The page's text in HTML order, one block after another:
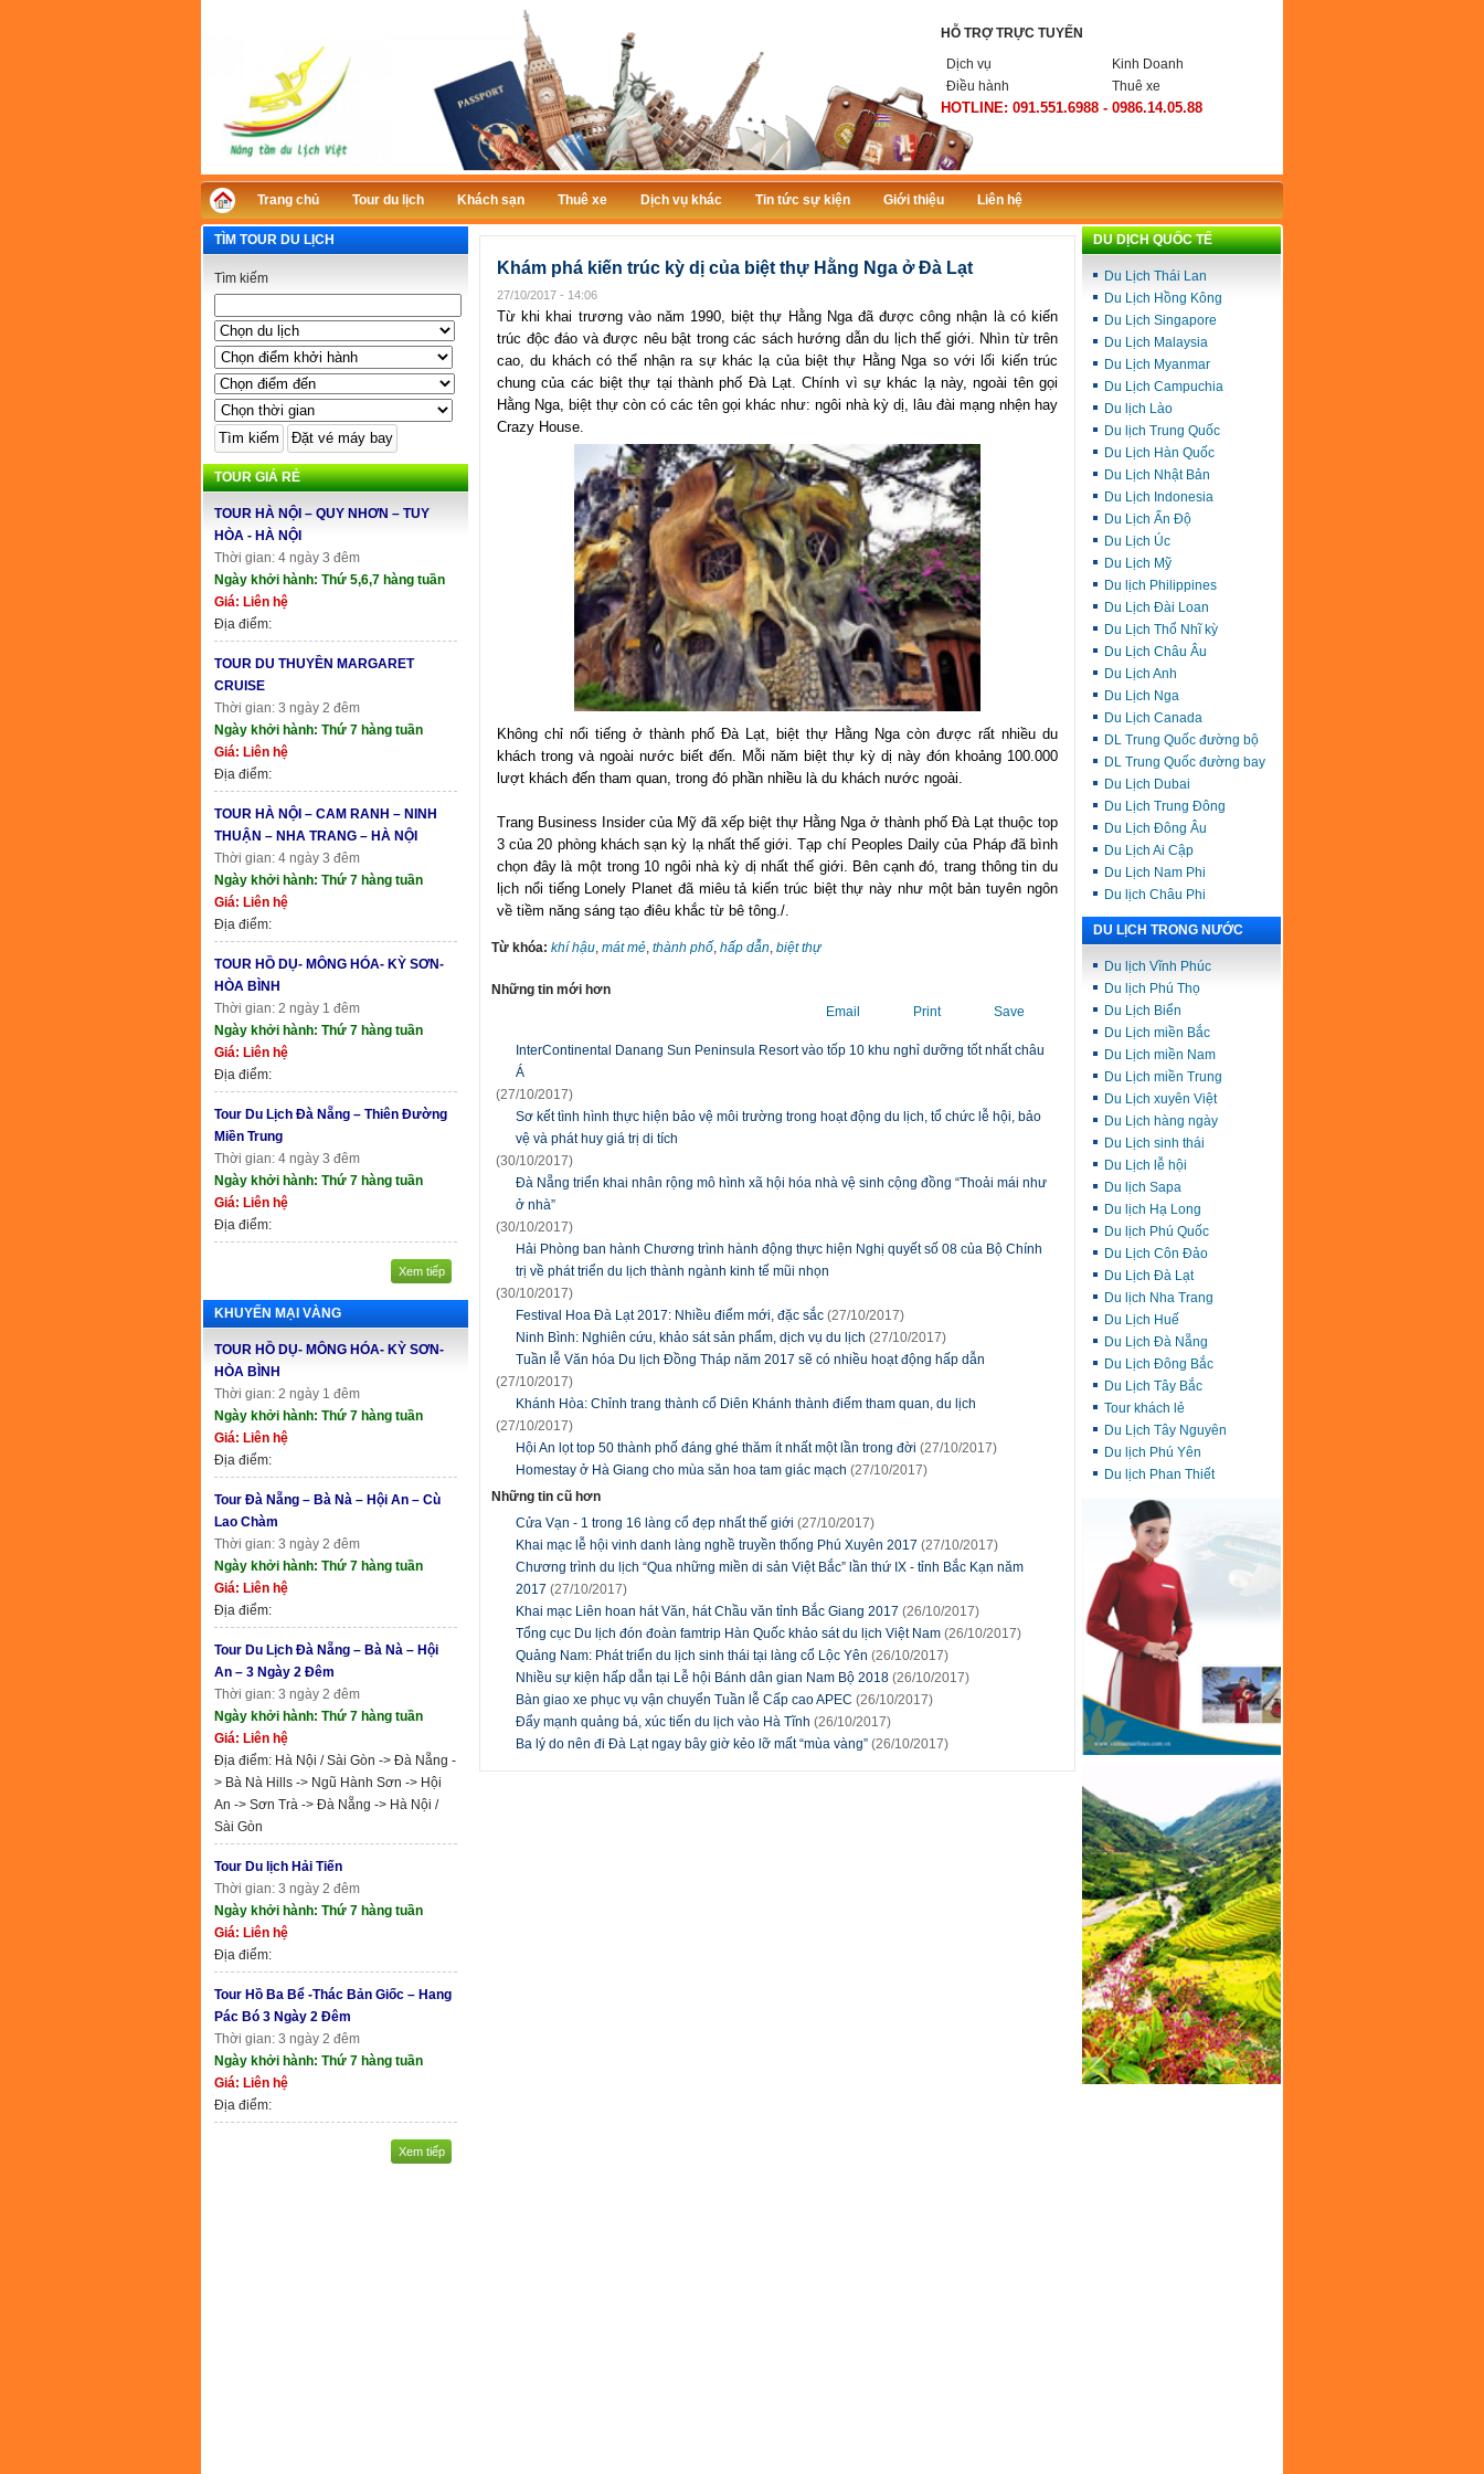
HỖ TRỢ TRỰC TUYẾN
Dịch vụ
Kinh Doanh
Điều hành
Thuê xe
HOTLINE: 091.551.6988 - 0986.14.05.88
Trang chủ Tour du lịch Khách sạn Thuê xe Dịch vụ khác Tin tức sự kiện Giới thiệu Liên hệ
TÌM TOUR DU LỊCH
Tìm kiếm
TOUR GIÁ RẺ
TOUR HÀ NỘI – QUY NHƠN – TUY
HÒA - HÀ NỘI
Thời gian: 4 ngày 3 đêm
Ngày khởi hành: Thứ 5,6,7 hàng tuần
Giá: Liên hệ
Địa điểm:
TOUR DU THUYỀN MARGARET
CRUISE
Thời gian: 3 ngày 2 đêm
Ngày khởi hành: Thứ 7 hàng tuần
Giá: Liên hệ
Địa điểm:
TOUR HÀ NỘI – CAM RANH – NINH
THUẬN – NHA TRANG – HÀ NỘI
Thời gian: 4 ngày 3 đêm
Ngày khởi hành: Thứ 7 hàng tuần
Giá: Liên hệ
Địa điểm:
TOUR HỒ DỤ- MÔNG HÓA- KỲ SƠN-
HÒA BÌNH
Thời gian: 2 ngày 1 đêm
Ngày khởi hành: Thứ 7 hàng tuần
Giá: Liên hệ
Địa điểm:
Tour Du Lịch Đà Nẵng – Thiên Đường
Miền Trung
Thời gian: 4 ngày 3 đêm
Ngày khởi hành: Thứ 7 hàng tuần
Giá: Liên hệ
Địa điểm:
Xem tiếp
KHUYẾN MẠI VÀNG
TOUR HỒ DỤ- MÔNG HÓA- KỲ SƠN-
HÒA BÌNH
Thời gian: 2 ngày 1 đêm
Ngày khởi hành: Thứ 7 hàng tuần
Giá: Liên hệ
Địa điểm:
Tour Đà Nẵng – Bà Nà – Hội An – Cù
Lao Chàm
Thời gian: 3 ngày 2 đêm
Ngày khởi hành: Thứ 7 hàng tuần
Giá: Liên hệ
Địa điểm:
Tour Du Lịch Đà Nẵng – Bà Nà – Hội
An – 3 Ngày 2 Đêm
Thời gian: 3 ngày 2 đêm
Ngày khởi hành: Thứ 7 hàng tuần
Giá: Liên hệ
Địa điểm: Hà Nội / Sài Gòn -> Đà Nẵng -
> Bà Nà Hills -> Ngũ Hành Sơn -> Hội
An -> Sơn Trà -> Đà Nẵng -> Hà Nội /
Sài Gòn
Tour Du lịch Hải Tiến
Thời gian: 3 ngày 2 đêm
Ngày khởi hành: Thứ 7 hàng tuần
Giá: Liên hệ
Địa điểm:
Tour Hồ Ba Bể -Thác Bản Giốc – Hang
Pác Bó 3 Ngày 2 Đêm
Thời gian: 3 ngày 2 đêm
Ngày khởi hành: Thứ 7 hàng tuần
Giá: Liên hệ
Địa điểm:
Xem tiếp
Khám phá kiến trúc kỳ dị của biệt thự Hằng Nga ở Đà Lạt
27/10/2017 - 14:06
Từ khi khai trương vào năm 1990,biệt thự Hằng Ngađã được công nhận là có kiến
trúc độc đáo và được nêu bật trong các sách hướng dẫn du lịch thế giới. Nhìn từ trên
cao, du khách có thể nhận ra sự khác lạ của biệt thự Hằng Nga so với lối kiến trúc
chung của các biệt thự tại thành phố Đà Lạt. Chính vì sự khác lạ này, ngoài tên gọi
Hằng Nga, biệt thự còn có các tên gọi khác như: ngôi nhà kỳ dị, lâu đài mạng nhện hay
Crazy House.
Không chỉ nổi tiếng ở thành phố Đà Lạt, biệt thự Hằng Nga còn được rất nhiều du
khách trong và ngoài nước biết đến. Mỗi năm biệt thự kỳ dị này đón khoảng 100.000
lượt khách đến tham quan, trong đó phần nhiều là du khách nước ngoài.
Trang Business Insider của Mỹ đã xếp biệt thự Hằng Nga ở thành phố Đà Lạt thuộc top
3 của 20 phòng khách sạn kỳ lạ nhất thế giới. Tạp chí Peoples Daily của Pháp đã bình
chọn đây là một trong 10 ngôi nhà kỳ dị nhất thế giới. Bên cạnh đó, trang thông tin du
lịch nổi tiếng Lonely Planet đã miêu tả kiến trúc biệt thự này như một bản tuyên ngôn
về tiềm năng sáng tạo điêu khắc từ bê tông./.
Từ khóa: khí hậu mát mẻ thành phố hấp dẫn biệt thự
Email Print Save
Những tin mới hơn
InterContinental Danang Sun Peninsula Resort vào tốp 10 khu nghỉ dưỡng tốt nhất châu
Á
(27/10/2017)
Sơ kết tình hình thực hiện bảo vệ môi trường trong hoạt động du lịch, tổ chức lễ hội, bảo
vệ và phát huy giá trị di tích
(30/10/2017)
Đà Nẵng triển khai nhân rộng mô hình xã hội hóa nhà vệ sinh cộng đồng “Thoải mái như
ở nhà”
(30/10/2017)
Hải Phòng ban hành Chương trình hành động thực hiện Nghị quyết số 08 của Bộ Chính
trị về phát triển du lịch thành ngành kinh tế mũi nhọn
(30/10/2017)
Festival Hoa Đà Lạt 2017: Nhiều điểm mới, đặc sắc (27/10/2017)
Ninh Bình: Nghiên cứu, khảo sát sản phẩm, dịch vụ du lịch (27/10/2017)
Tuần lễ Văn hóa Du lịch Đồng Tháp năm 2017 sẽ có nhiều hoạt động hấp dẫn
(27/10/2017)
Khánh Hòa: Chỉnh trang thành cổ Diên Khánh thành điểm tham quan, du lịch
(27/10/2017)
Hội An lọt top 50 thành phố đáng ghé thăm ít nhất một lần trong đời (27/10/2017)
Homestay ở Hà Giang cho mùa săn hoa tam giác mạch (27/10/2017)
Những tin cũ hơn
Cửa Vạn - 1 trong 16 làng cổ đẹp nhất thế giới (27/10/2017)
Khai mạc lễ hội vinh danh làng nghề truyền thống Phú Xuyên 2017 (27/10/2017)
Chương trình du lịch “Qua những miền di sản Việt Bắc” lần thứ IX - tỉnh Bắc Kạn năm
2017 (27/10/2017)
Khai mạc Liên hoan hát Văn, hát Chầu văn tỉnh Bắc Giang 2017 (26/10/2017)
Tổng cục Du lịch đón đoàn famtrip Hàn Quốc khảo sát du lịch Việt Nam (26/10/2017)
Quảng Nam: Phát triển du lịch sinh thái tại làng cổ Lộc Yên (26/10/2017)
Nhiều sự kiện hấp dẫn tại Lễ hội Bánh dân gian Nam Bộ 2018 (26/10/2017)
Bàn giao xe phục vụ vận chuyển Tuần lễ Cấp cao APEC (26/10/2017)
Đẩy mạnh quảng bá, xúc tiến du lịch vào Hà Tĩnh (26/10/2017)
Ba lý do nên đi Đà Lạt ngay bây giờ kẻo lỡ mất “mùa vàng” (26/10/2017)
DU DỊCH QUỐC TẾ
Du Lịch Thái Lan
Du Lịch Hồng Kông
Du Lịch Singapore
Du Lịch Malaysia
Du Lịch Myanmar
Du Lịch Campuchia
Du lịch Lào
Du lịch Trung Quốc
Du Lịch Hàn Quốc
Du Lịch Nhật Bản
Du Lịch Indonesia
Du Lịch Ấn Độ
Du Lịch Úc
Du Lịch Mỹ
Du lịch Philippines
Du Lịch Đài Loan
Du Lịch Thổ Nhĩ kỳ
Du Lịch Châu Âu
Du Lịch Anh
Du Lịch Nga
Du Lịch Canada
DL Trung Quốc đường bộ
DL Trung Quốc đường bay
Du Lịch Dubai
Du Lịch Trung Đông
Du Lịch Đông Âu
Du Lịch Ai Cập
Du Lịch Nam Phi
Du lịch Châu Phi
DU LỊCH TRONG NƯỚC
Du lịch Vĩnh Phúc
Du lịch Phú Thọ
Du Lịch Biển
Du Lịch miền Bắc
Du Lịch miền Nam
Du Lịch miền Trung
Du Lịch xuyên Việt
Du Lịch hàng ngày
Du Lịch sinh thái
Du Lịch lễ hội
Du lịch Sapa
Du lịch Hạ Long
Du lịch Phú Quốc
Du Lịch Côn Đảo
Du Lịch Đà Lạt
Du lịch Nha Trang
Du Lịch Huế
Du Lịch Đà Nẵng
Du Lịch Đông Bắc
Du Lịch Tây Bắc
Tour khách lẻ
Du Lịch Tây Nguyên
Du lịch Phú Yên
Du lịch Phan Thiết